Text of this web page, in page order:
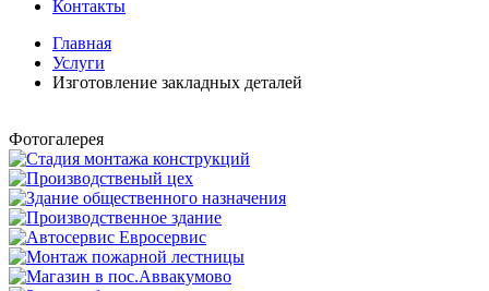
Контакты
Главная
Услуги
Изготовление закладных деталей
Фотогалерея